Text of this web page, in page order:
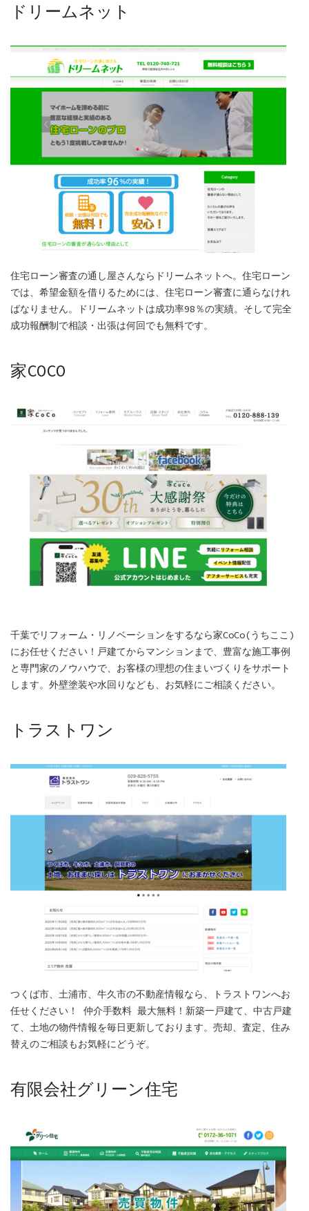
ドリームネット
住宅ローン審査の通し屋さんならドリームネットへ。住宅ローン
では、希望金額を借りるためには、住宅ローン審査に通らなけれ
ばなりません。ドリームネットは成功率98％の実績。そして完全
成功報酬制で相談・出張は何回でも無料です。
家COCO
千葉でリフォーム・リノベーションをするなら家CoCo(うちここ)
にお任せください！戸建てからマンションまで、豊富な施工事例
と専門家のノウハウで、お客様の理想の住まいづくりをサポート
します。外壁塗装や水回りなども、お気軽にご相談ください。
トラストワン
つくば市、土浦市、牛久市の不動産情報なら、トラストワンへお
任せください！ 仲介手数料 最大無料！新築一戸建て、中古戸建
て、土地の物件情報を毎日更新しております。売却、査定、住み
替えのご相談もお気軽にどうぞ。
有限会社グリーン住宅